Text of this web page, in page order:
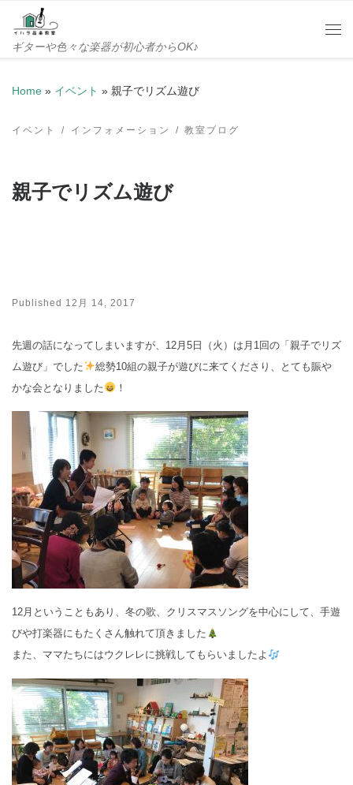
Skip to content
ギターや色々な楽器が初心者からOK♪
Home » イベント » 親子でリズム遊び
イベント インフォメーション 教室ブログ
親子でリズム遊び
Published 12月 14, 2017
先週の話になってしまいますが、12月5日（火）は月1回の「親子でリズ
ム遊び」でした
総勢10組の親子が遊びに来てくださり、とても賑や
かな会となりました
！
12月ということもあり、冬の歌、クリスマスソングを中心にして、手遊
びや打楽器にもたくさん触れて頂きました
また、ママたちにはウクレレに挑戦してもらいましたよ